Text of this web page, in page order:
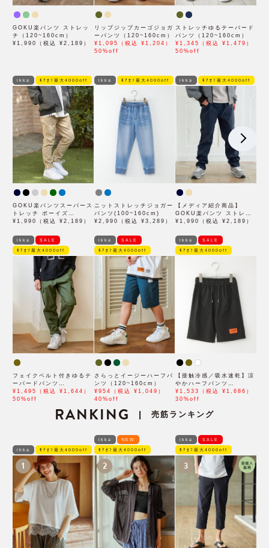
GOKU楽パンツ ストレッ
チ（120~160cm）
¥1,990（税込 ¥2,189）
リップジップカーゴジョガ
ーパンツ（120~160cm）
¥1,095（税込 ¥1,204）
50%off
ストレッチゆるテーパード
パンツ（120~160cm）
¥1,345（税込 ¥1,479）
50%off
ikka ﾓｱｵﾌ最大4000off
GOKU楽パンツスーパース
トレッチ ボーイズ
（120~160cm）
¥1,990（税込 ¥2,189）
ikka ﾓｱｵﾌ最大4000off
ニットストレッチジョガー
パンツ(100~160cm)
¥2,990（税込 ¥3,289）
ikka ﾓｱｵﾌ最大4000off
【メディア紹介商品】
GOKU楽パンツ ストレッ
チ C（120~160cm）
¥1,990（税込 ¥2,189）
ikka SALE
ﾓｱｵﾌ最大4000off
フェイクベルト付きゆるテ
ーパードパンツ
（120~160cm）
¥1,495（税込 ¥1,644）
50%off
ikka SALE
ﾓｱｵﾌ最大4000off
さらっとイージーハーフパ
ンツ（120~160cm）
¥954（税込 ¥1,049）
40%off
ikka SALE
ﾓｱｵﾌ最大4000off
【接触冷感／吸水速乾】涼
やかハーフパンツ
（120~160cm）
¥1,533（税込 ¥1,686）
30%off
RANKING | 売筋ランキング
ikka ﾓｱｵﾌ最大4000off
1
ikka NEW
ﾓｱｵﾌ最大4000off
2
ikka SALE
ﾓｱｵﾌ最大4000off
3